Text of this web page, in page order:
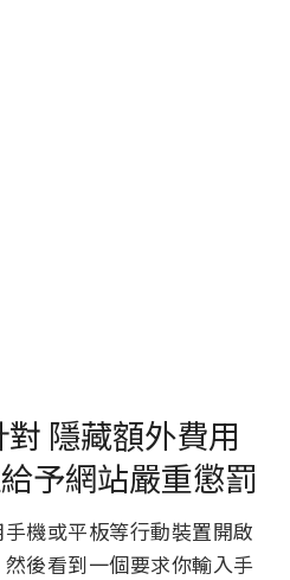
隱藏額外費用
予網站嚴重懲罰
機或平板等行動裝置開啟
後看到一個要求你輸入手